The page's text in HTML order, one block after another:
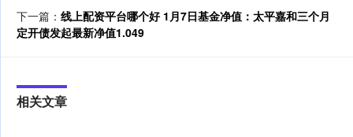
下一篇： 线上配资平台哪个好 1月7日基金净值：太平嘉和三个月
定开债发起最新净值1.049
相关文章